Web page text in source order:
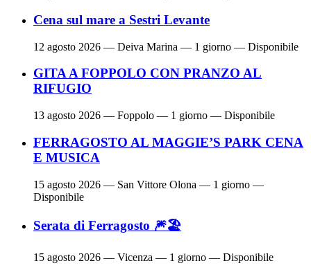
Cena sul mare a Sestri Levante
12 agosto 2026 — Deiva Marina — 1 giorno — Disponibile
GITA A FOPPOLO CON PRANZO AL
RIFUGIO
13 agosto 2026 — Foppolo — 1 giorno — Disponibile
FERRAGOSTO AL MAGGIE’S PARK CENA
E MUSICA
15 agosto 2026 — San Vittore Olona — 1 giorno —
Disponibile
Serata di Ferragosto 🎆🏖
15 agosto 2026 — Vicenza — 1 giorno — Disponibile